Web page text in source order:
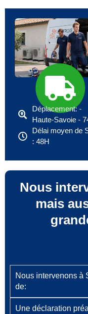
Déplacement: -
Haute-Savoie -
Délai moyen de
: 48H
Nous
mais
Nous intervenons à
de:
Une déclaration